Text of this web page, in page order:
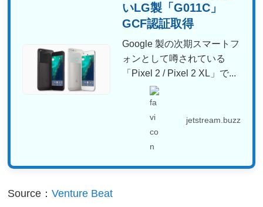
いLG製「G011C」
GCF認証取得
Google 製の次期スマートフ
ォンとして噂されている
「Pixel 2 / Pixel 2 XL」で...
jetstream.buzz
Source：Venture Beat